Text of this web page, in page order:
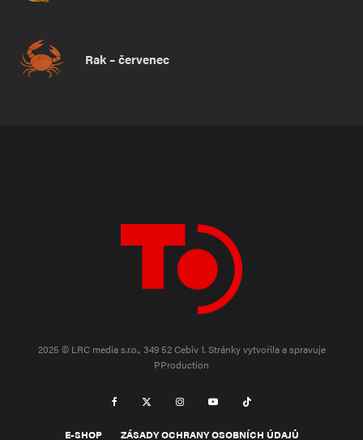
Rak – červenec
2025 © LRC media s.r.o., 349 52 Cebiv 1.Stránky vytvořila a spravuje
PProduction
E-SHOP ZÁSADY OCHRANY OSOBNÍCH ÚDAJŮ